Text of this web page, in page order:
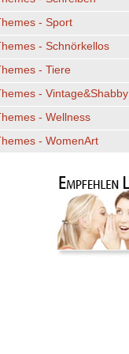
- Sport
- Schnörkellos
- Tiere
- Vintage&Shabby
- Wellness
- WomenArt